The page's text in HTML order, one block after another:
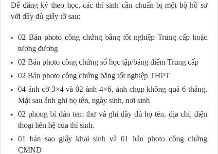
Để đăng ký theo học, các thí sinh cần chuẩn bị một bộ hồ sơ
với đầy đủ giấy tờ sau:
02 Bản photo công chứng bằng tốt nghiệp Trung cấp hoặc
tương đương
02 Bản photo công chứng sổ học tập/bảng điểm Trung cấp
02 Bản photo công chứng bằng tốt nghiệp THPT
04 ảnh cỡ 3×4 và 02 ảnh 4×6, ảnh chụp không quá 6 tháng.
Mặt sau ảnh ghi họ tên, ngày sinh, nơi sinh
02 phong bì dán tem thư và ghi đầy đủ họ tên, địa chỉ, điện
thoại liên hệ của thí sinh.
01 bản sao giấy khai sinh và 01 bản photo công chứng
CMND